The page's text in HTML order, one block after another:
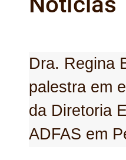
Dra. Regina
palestra em
da Diretoria
ADFAS em